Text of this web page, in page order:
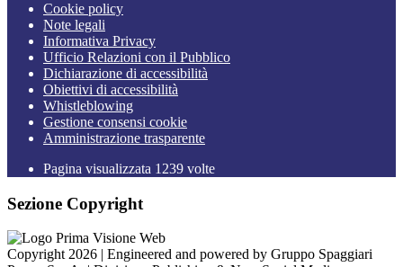
Cookie policy
Note legali
Informativa Privacy
Ufficio Relazioni con il Pubblico
Dichiarazione di accessibilità
Obiettivi di accessibilità
Whistleblowing
Gestione consensi cookie
Amministrazione trasparente
Pagina visualizzata 1239 volte
Sezione Copyright
Copyright 2026 | Engineered and powered by Gruppo Spaggiari